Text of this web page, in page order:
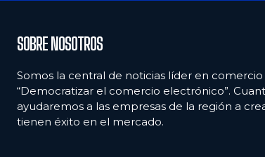
SOBRE NOSOTROS
Somos la central de noticias líder en
“Democratizar el comercio electrónico”.
ayudaremos a las empresas de la región a
tienen éxito en el mercado.